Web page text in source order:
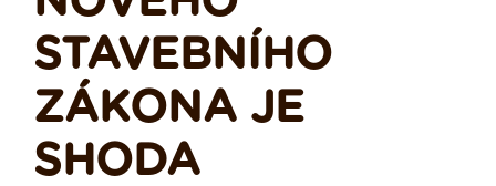
STAVEBNÍHO
ZÁKONA JE
SHODA